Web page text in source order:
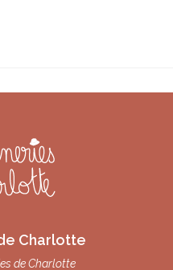
Charlotte
de Charlotte